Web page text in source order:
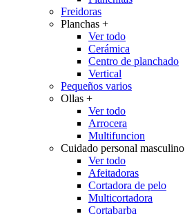
Freidoras
Planchas +
Ver todo
Cerámica
Centro de planchado
Vertical
Pequeños varios
Ollas +
Ver todo
Arrocera
Multifuncion
Cuidado personal masculino
Ver todo
Afeitadoras
Cortadora de pelo
Multicortadora
Cortabarba